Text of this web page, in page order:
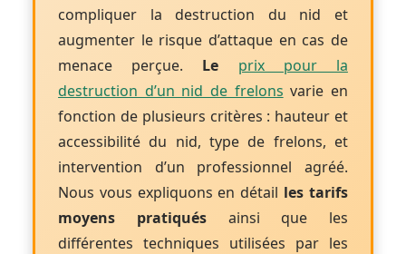
compliquer la destruction du nid et
augmenter le risque d’attaque en cas de
menace perçue. Le prix pour la
destruction d’un nid de frelons varie en
fonction de plusieurs critères : hauteur et
accessibilité du nid, type de frelons, et
intervention d’un professionnel agréé.
Nous vous expliquons en détail les tarifs
moyens pratiquésainsi que les
différentes techniques utilisées par les